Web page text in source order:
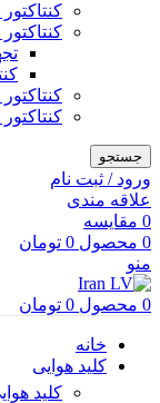
جستجو
ورود / ثبت نام
علاقه مندی
0 مقایسه
0 محصول 0 تومان
منو
0 محصول 0 تومان
خانه
کلید هوایی
کلید